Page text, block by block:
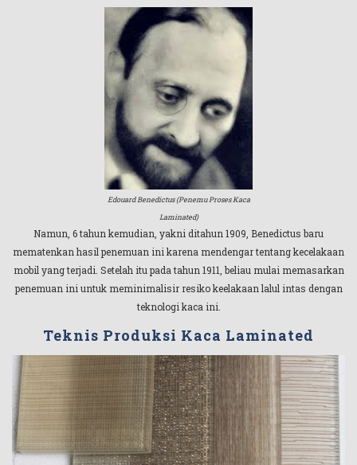
Edouard Benedictus (Penemu Proses Kaca
Laminated)
Namun, 6 tahun kemudian, yakni ditahun 1909, Benedictus baru
mematenkan hasil penemuan ini karena mendengar tentang kecelakaan
mobil yang terjadi. Setelah itu pada tahun 1911, beliau mulai memasarkan
penemuan ini untuk meminimalisir resiko keelakaan lalul intas dengan
teknologi kaca ini.
Teknis Produksi Kaca Laminated